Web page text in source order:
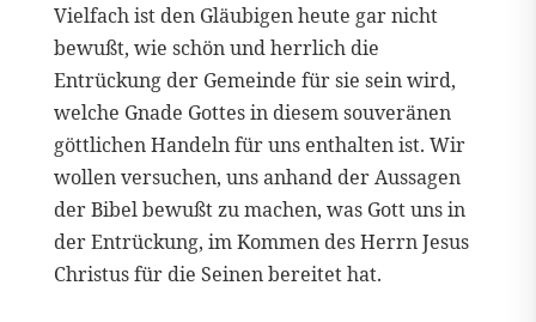
Vielfach ist den Gläubigen heute gar nicht
bewußt, wie schön und herrlich die
Entrückung der Gemeinde für sie sein wird,
welche Gnade Gottes in diesem souveränen
göttlichen Handeln für uns enthalten ist. Wir
wollen versuchen, uns anhand der Aussagen
der Bibel bewußt zu machen, was Gott uns in
der Entrückung, im Kommen des Herrn Jesus
Christus für die Seinen bereitet hat.